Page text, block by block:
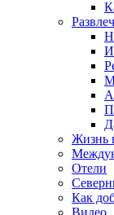
Жизнь
Отели
Как
Видео